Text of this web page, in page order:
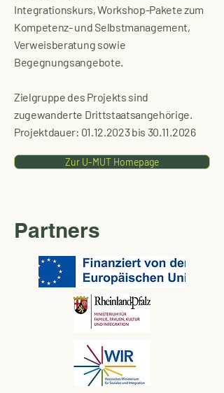
Integrationskurs, Workshop-Pakete zum
Kompetenz- und Selbstmanagement,
Verweisberatung sowie
Begegnungsangebote.
Zielgruppe des Projekts sind
zugewanderte Drittstaatsangehörige.
Projektdauer: 01.12.2023bis 30.11.2026
Zur U-MUT Homepage
Partners